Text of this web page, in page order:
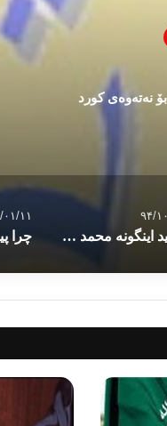
نه‌ته‌وه‌ی کورد
۱۰
بیایید اینگونه محمد (ص) را به جهانیان معرفی کنیم؟
۹۵/